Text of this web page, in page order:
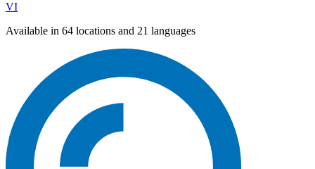
VI
Available in 64 locations and 21 languages